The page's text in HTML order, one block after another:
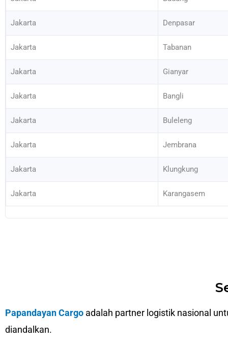
Jakarta Denpasar
Jakarta Tabanan
Jakarta Gianyar
Jakarta Bangli
Jakarta Buleleng
Jakarta Jembrana
Jakarta Klungkung
Jakarta Karangasem
Papandayan Cargo adalah partner logistik nasional
diandalkan.